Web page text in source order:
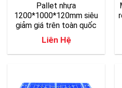
Pallet nhựa
1200*1000*120mm siêu
giảm giá trên toàn quốc
Liên Hệ